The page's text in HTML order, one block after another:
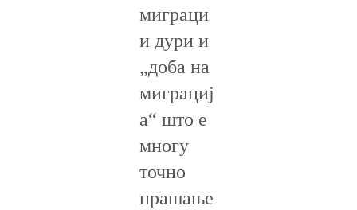
миграци
и дури и
„доба на
миграциј
а“ што е
многу
точно
прашање